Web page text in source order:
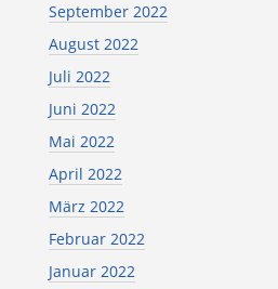
September 2022
August 2022
Juli 2022
Juni 2022
Mai 2022
April 2022
März 2022
Februar 2022
Januar 2022